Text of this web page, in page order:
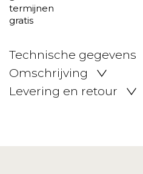
Technische gegevens
Omschrijving
Levering en retour